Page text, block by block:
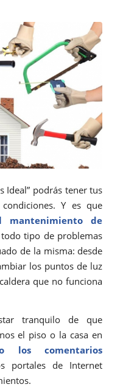
Ideal” podrás tener tus
Y es que
mantenimiento de
tipo de problemas
de la misma: desde
los puntos de luz
que no funciona
tranquilo de que
el piso o la casa en
los comentarios
portales de Internet